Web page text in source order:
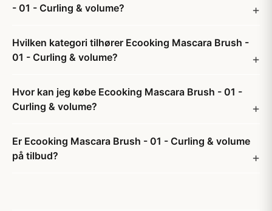
- 01 - Curling & volume?
Hvilken kategori tilhører Ecooking Mascara Brush -
01 - Curling & volume?
Hvor kan jeg købe Ecooking Mascara Brush - 01 -
Curling & volume?
Er Ecooking Mascara Brush - 01 - Curling & volume
på tilbud?